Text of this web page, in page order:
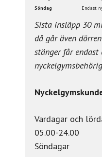
Söndag
Endast
Sista insläpp 30
då går även
stänger får endast
Vardagar
05.00-24.00